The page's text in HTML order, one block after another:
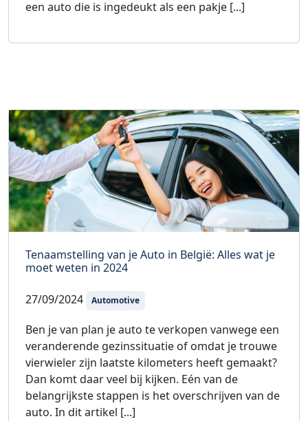
een auto die is ingedeukt als een pakje [...]
Tenaamstelling van je Auto in België: Alles wat je
moet weten in 2024
27/09/2024 Automotive
Ben je van plan je auto te verkopen vanwege een
veranderende gezinssituatie of omdat je trouwe
vierwieler zijn laatste kilometers heeft gemaakt?
Dan komt daar veel bij kijken. Eén van de
belangrijkste stappen is het overschrijven van de
auto. In dit artikel [...]